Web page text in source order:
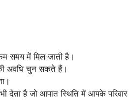
समय में मिल जाती है।
अवधि चुन सकते हैं।
देता है जो आपात स्थिति में आपके परिवार